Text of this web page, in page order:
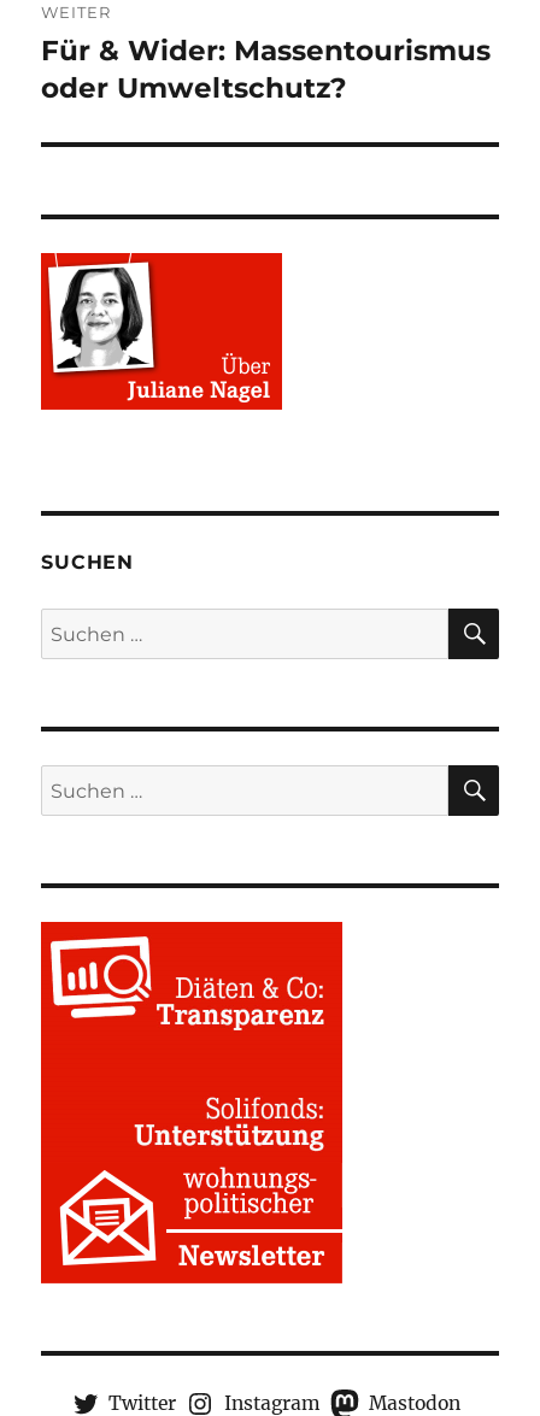
WEITER
Nächster
Beitrag:
Für & Wider: Massentourismus
oder Umweltschutz?
SUCHEN
Suchen
nach:
Suchen
nach:
Twitter Instagram
Mastodon